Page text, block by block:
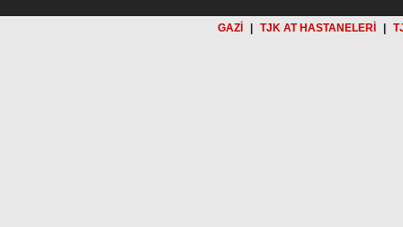
GAZİ TJK AT HASTANELERİ